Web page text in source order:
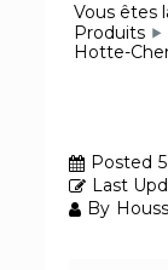
Vous êtes
Produits
Hotte-
Posted
Last
By